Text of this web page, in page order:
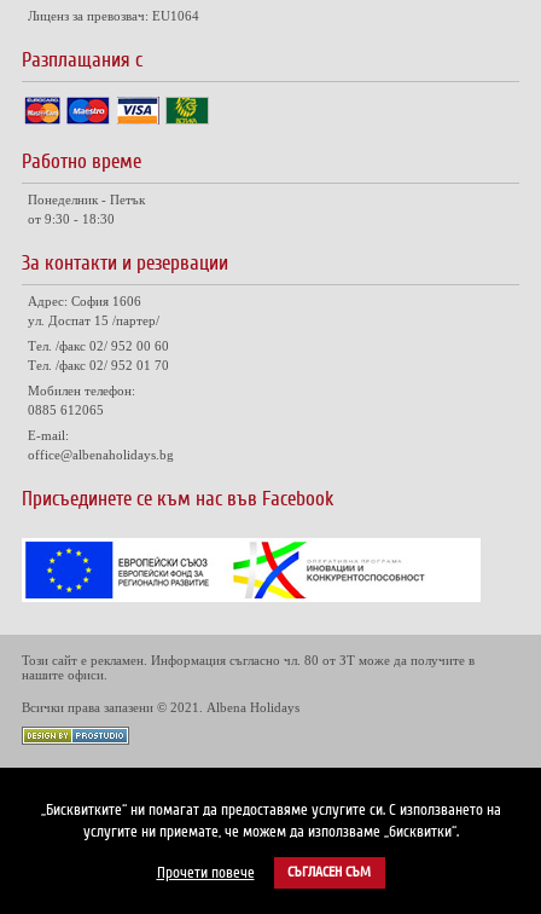
Лиценз за превозвач: EU1064
Разплащания с
Работно време
Понеделник - Петък
от 9:30 - 18:30
За контакти и резервации
Адрес: София 1606
ул. Доспат 15 /партер/
Тел. /факс 02/ 952 00 60
Тел. /факс 02/ 952 01 70
Мобилен телефон:
0885 612065
E-mail:
office@albenaholidays.bg
Присъединете се към нас във Facebook
Този сайт е рекламен. Информация съгласно чл. 80 от ЗТ може да получите в
нашите офиси.
Всички права запазени © 2021. Albena Holidays
„Бисквитките“ ни помагат да предоставяме услугите си. С използването на
услугите ни приемате, че можем да използваме „бисквитки“.
Прочети повече СЪГЛАСЕН СЪМ